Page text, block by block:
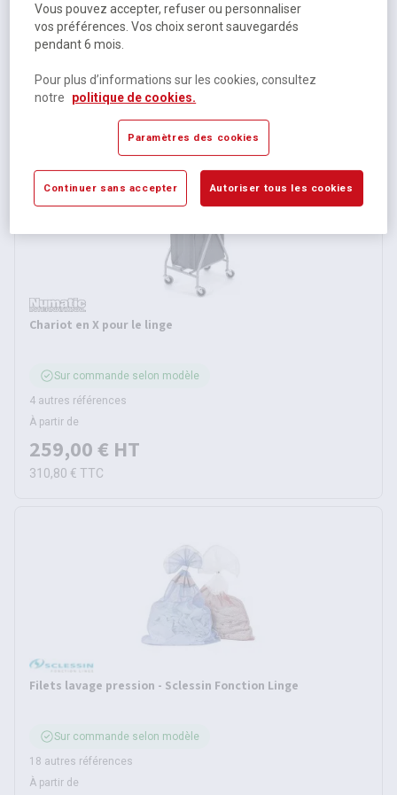
Disponible selon modèle
4 autres références
42,90 €HT
Chariot en X pour le linge
Sur commande selon modèle
4 autres références
À partir de
259,00 € HT
310,80 € TTC
Filets lavage pression - Sclessin Fonction Linge
Sur commande selon modèle
18 autres références
À partir de
Vous pouvez accepter, refuser ou personnaliser
vos préférences. Vos choix seront sauvegardés
pendant 6 mois.
Pour plus d’informations sur les cookies, consultez
notre
politique de cookies.
Paramètres des cookies
Continuer sans accepter Autoriser tous les cookies